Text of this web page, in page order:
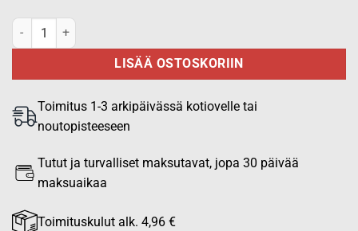
Virve puhelinkotelo Airbus THR9i -käsiradiolle - Punainen EN
LISÄÄ OSTOSKORIIN
Toimitus 1-3 arkipäivässä kotiovelle tai
noutopisteeseen
Tutut ja turvalliset maksutavat, jopa 30 päivää
maksuaikaa
Toimituskulut alk. 4,96 €